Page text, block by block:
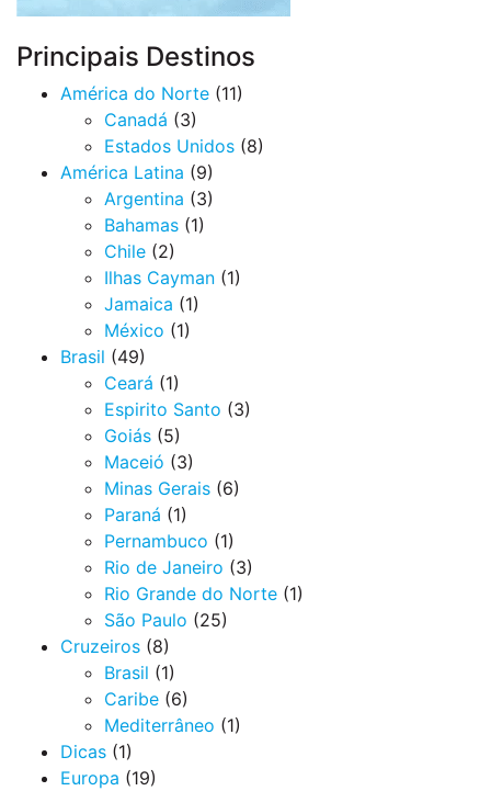
Principais Destinos
América do Norte (11)
Canadá (3)
Estados Unidos (8)
América Latina (9)
Argentina (3)
Bahamas (1)
Chile (2)
Ilhas Cayman (1)
Jamaica (1)
México (1)
Brasil (49)
Ceará (1)
Espirito Santo (3)
Goiás (5)
Maceió (3)
Minas Gerais (6)
Paraná (1)
Pernambuco (1)
Rio de Janeiro (3)
Rio Grande do Norte (1)
São Paulo (25)
Cruzeiros (8)
Brasil (1)
Caribe (6)
Mediterrâneo (1)
Dicas (1)
Europa (19)